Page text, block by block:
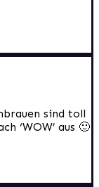
sind toll
‘WOW’ aus 🙂